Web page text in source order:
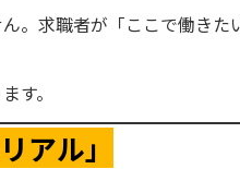
。求職者が「ここで働きた
す。
アル」